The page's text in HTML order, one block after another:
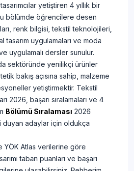
yetiştiren 4 yıllık bir
bölümde öğrencilere desen
renk bilgisi, tekstil teknolojileri,
tasarım uygulamaları ve moda
uygulamalı dersler sunulur.
sektöründe yenilikçi ürünler
bakış açısına sahip, malzeme
yetiştirmektir. Tekstil
2026, başarı sıralamaları ve 4
Bölümü Sıralaması 2026
duyan adaylar için oldukça
YÖK Atlas verilerine göre
taban puanları ve başarı